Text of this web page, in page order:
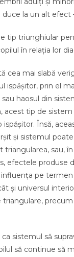
duce la un alt efect
tip triunghiular
în relația lor
cea mai slabă
ispășitor, prin el
haosul din
acest tip de
Însă,
și sistemul
triangularea, sau,
efectele produse
pe
și universul
precum
sistemul să
să continue să